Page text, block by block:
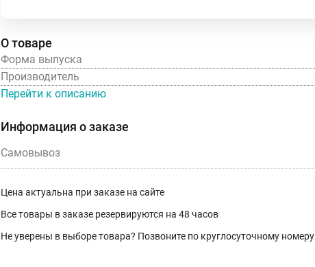
О товаре
Форма выпуска
Производитель
Перейти к описанию
Информация о заказе
Самовывоз
Цена актуальна при заказе на сайте
Все товары в заказе резервируются на 48 часов
Не уверены в выборе товара? Позвоните по круглосуточному номеру